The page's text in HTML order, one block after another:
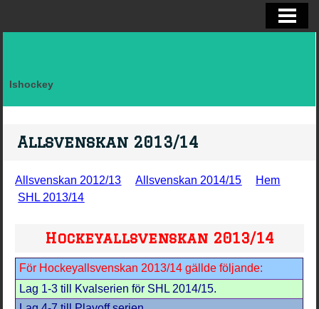
Ishockey
Allsvenskan 2013/14
Allsvenskan 2012/13 Allsvenskan 2014/15
Hem
SHL 2013/14
Hockeyallsvenskan 2013/14
För Hockeyallsvenskan 2013/14 gällde följande:
Lag 1-3 till Kvalserien för SHL 2014/15.